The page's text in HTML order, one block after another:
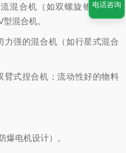
混合机（如双螺旋锥形混合
混合机。
强的混合机（如行星式混合
式捏合机； 流动性好的物料
爆电机设计）。
电话咨询